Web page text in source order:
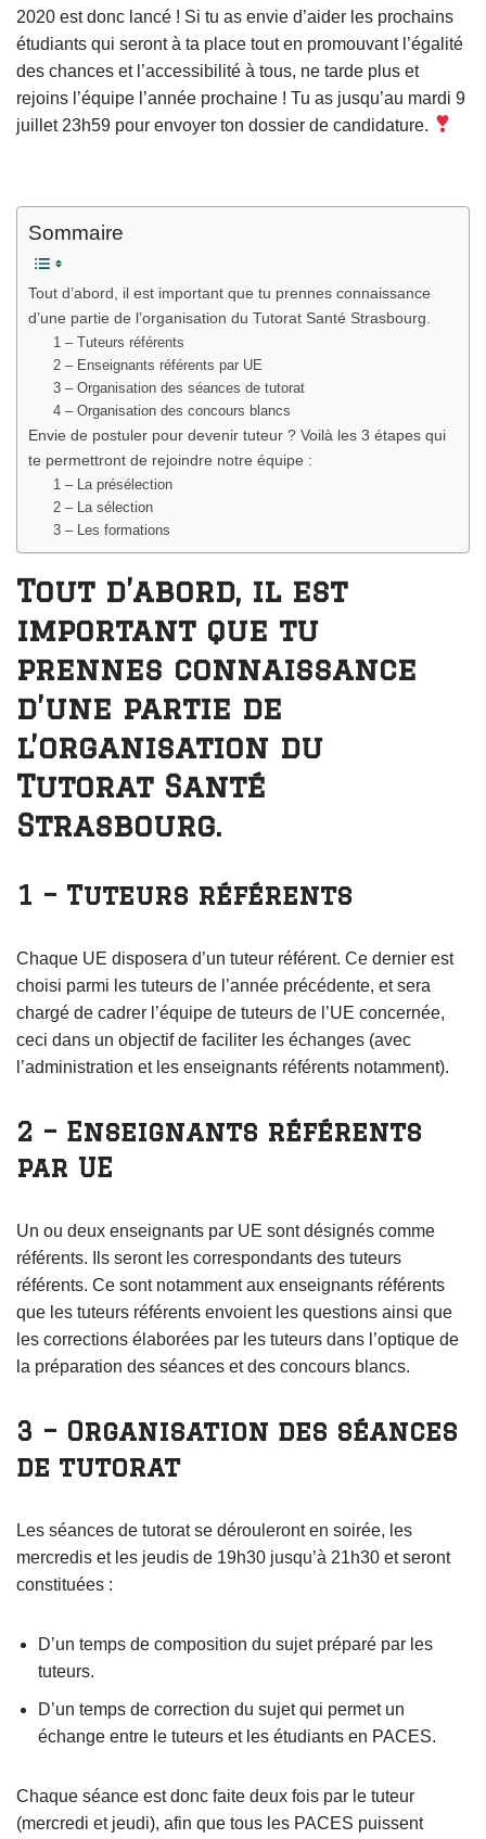
2020 est donc lancé ! Si tu as envie d’aider les prochains
étudiants qui seront à ta place tout en promouvant l’égalité
des chances et l’accessibilité à tous, ne tarde plus et
rejoins l’équipe l’année prochaine ! Tu as jusqu’au mardi 9
juillet 23h59 pour envoyer ton dossier de candidature.
Sommaire
Tout d’abord, il est important que tu prennes connaissance
d’une partie de l’organisation du Tutorat Santé Strasbourg.
1 – Tuteurs référents
2 – Enseignants référents par UE
3 – Organisation des séances de tutorat
4 – Organisation des concours blancs
Envie de postuler pour devenir tuteur ? Voilà les 3 étapes qui
te permettront de rejoindre notre équipe :
1 – La présélection
2 – La sélection
3 – Les formations
Tout d’abord, il est
important que tu
prennes connaissance
d’une partie de
l’organisation du
Tutorat Santé
Strasbourg.
1 – Tuteurs référents
Chaque UE disposera d’un tuteur référent. Ce dernier est
choisi parmi les tuteurs de l’année précédente, et sera
chargé de cadrer l’équipe de tuteurs de l’UE concernée,
ceci dans un objectif de faciliter les échanges (avec
l’administration et les enseignants référents notamment).
2 – Enseignants référents
par UE
Un ou deux enseignants par UE sont désignés comme
référents. Ils seront les correspondants des tuteurs
référents. Ce sont notamment aux enseignants référents
que les tuteurs référents envoient les questions ainsi que
les corrections élaborées par les tuteurs dans l’optique de
la préparation des séances et des concours blancs.
3 – Organisation des séances
de tutorat
Les séances de tutorat se dérouleront en soirée, les
mercredis et les jeudis de 19h30 jusqu’à 21h30 et seront
constituées :
D’un temps de composition du sujet préparé par les
tuteurs.
D’un temps de correction du sujet qui permet un
échange entre le tuteurs et les étudiants en PACES.
Chaque séance est donc faite deux fois par le tuteur
(mercredi et jeudi), afin que tous les PACES puissent